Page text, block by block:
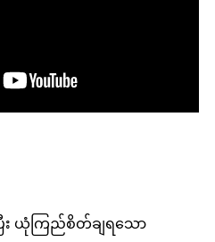
း ယုံကြည်စိတ်ချရသော